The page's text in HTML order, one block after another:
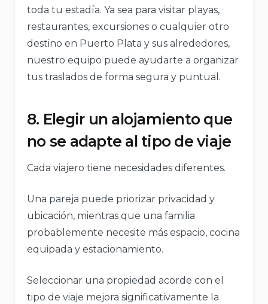
toda tu estadía. Ya sea para visitar playas,
restaurantes, excursiones o cualquier otro
destino en Puerto Plata y sus alrededores,
nuestro equipo puede ayudarte a organizar
tus traslados de forma segura y puntual.
8. Elegir un alojamiento que
no se adapte al tipo de viaje
Cada viajero tiene necesidades diferentes.
Una pareja puede priorizar privacidad y
ubicación, mientras que una familia
probablemente necesite más espacio, cocina
equipada y estacionamiento.
Seleccionar una propiedad acorde con el
tipo de viaje mejora significativamente la